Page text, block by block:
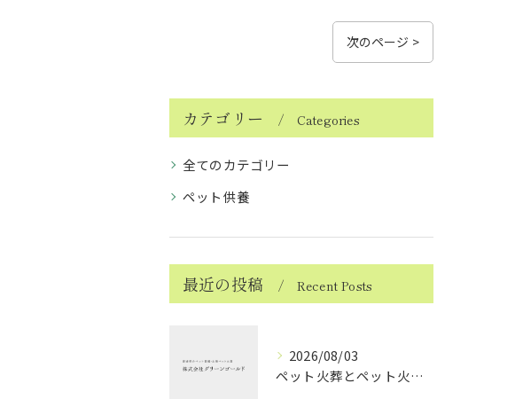
次のページ >
カテゴリー Categories
全てのカテゴリー
ペット供養
最近の投稿 Recent Posts
2026/08/03
ペット火葬とペット火葬後の愛媛県北宇和郡松野町で知っておきたい実務と費用比較ガイド